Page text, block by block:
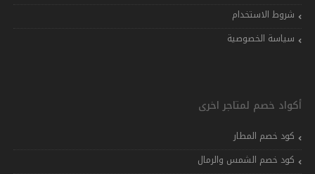
شروط الاستخدام
سياسة الخصوصية
أكواد خصم لمتاجر اخرى
كود خصم المطار
كود خصم الشمس والرمال